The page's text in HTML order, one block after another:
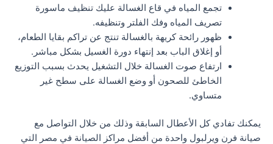
تجمع المياه في قاع الغسالة عليك تنظيف ماسورة
تصريف المياه وفك الفلتر وتنظيفه.
ظهور رائحة كريهة بالغسالة تنتج عن تراكم بقايا الطعام،
أو إغلاق الباب بعد إنتهاء دورة الغسيل بشكل مباشر.
ارتفاع صوت الغسالة خلال التشغيل يحدث بسبب التوزيع
الخاطئ للصحون أو وضع الغسالة على سطح غير
متساوي.
يمكنك تفادي كل الأعطال السابقة وذلك من خلال التواصل مع
صيانة فرن ويرلبول واحدة من أفضل مراكز الصيانة في مصر التي